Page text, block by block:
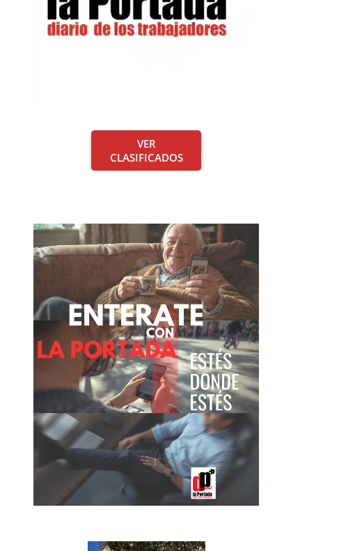
VER
CLASIFICADOS